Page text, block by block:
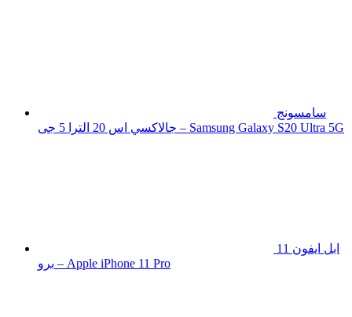
سامسونج
جالاكسي اس 20 الترا 5 جى – Samsung Galaxy S20 Ultra 5G
ابل ايفون 11
برو – Apple iPhone 11 Pro